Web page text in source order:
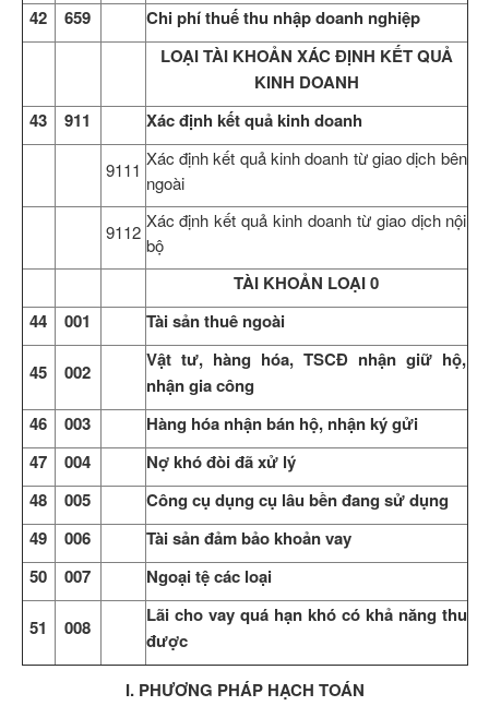
42
659
Chi phí thuế thu nhập doanh nghiệp
LOẠI TÀI KHOẢN XÁC ĐỊNH KẾT QUẢ
KINH DOANH
43
911 Xác định kết quả kinh doanh
9111
Xác định kết quả kinh doanh từ giao dịch bên
ngoài
9112
Xác định kết quả kinh doanh từ giao dịch nội
bộ
TÀI KHOẢN LOẠI 0
44 001 Tài sản thuê ngoài
45 002
Vật tư, hàng hóa, TSCĐ nhận giữ hộ,
nhận gia công
46 003
Hàng hóa nhận bán hộ, nhận ký gửi
47 004
Nợ khó đòi đã xử lý
48 005
Công cụ dụng cụ lâu bền đang sử dụng
49
006
Tài sản đảm bảo khoản vay
50 007 Ngoại tệ các loại
51 008
Lãi cho vay quá hạn khó có khả năng thu
được
I. PHƯƠNG PHÁP HẠCH TOÁN